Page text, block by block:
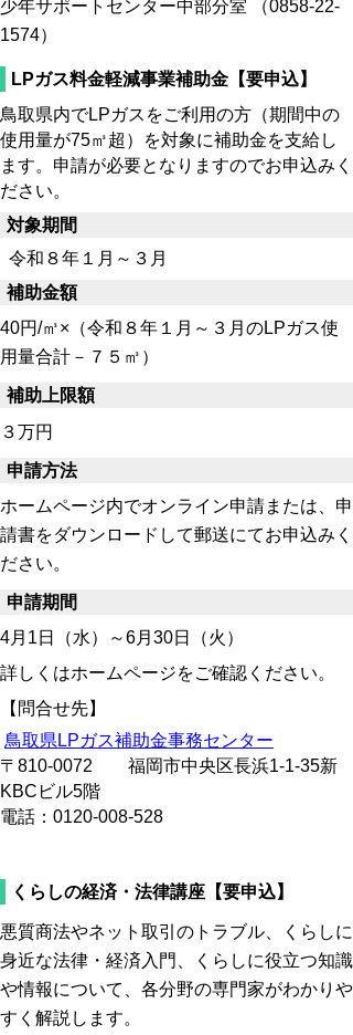
少年サポートセンター中部分室 （0858-22-
1574）
LPガス料金軽減事業補助金【要申込】
鳥取県内でLPガスをご利用の方（期間中の
使用量が75㎥超）を対象に補助金を支給し
ます。申請が必要となりますのでお申込みく
ださい。
対象期間
令和８年１月～３月
補助金額
40円/㎥×（令和８年１月～３月のLPガス使
用量合計－７５㎥）
補助上限額
３万円
申請方法
ホームページ内でオンライン申請または、申
請書をダウンロードして郵送にてお申込みく
ださい。
申請期間
4月1日（水）～6月30日（火）
詳しくはホームページをご確認ください。
【問合せ先】
鳥取県LPガス補助金事務センター
〒810-0072 福岡市中央区長浜1-1-35新
KBCビル5階
電話：0120-008-528
くらしの経済・法律講座 【要申込】
悪質商法やネット取引のトラブル、くらしに
身近な法律・経済入門、くらしに役立つ知識
や情報について、各分野の専門家がわかりや
すく解説します。